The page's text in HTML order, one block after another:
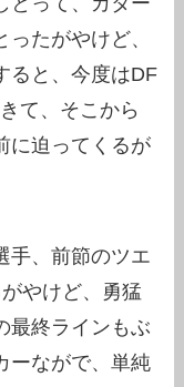
たがやけど、
ると、今度はDF
て、そこから
に迫ってくるが
手、前節のツエ
やけど、勇猛
最終ラインもぶ
ーながで、単純